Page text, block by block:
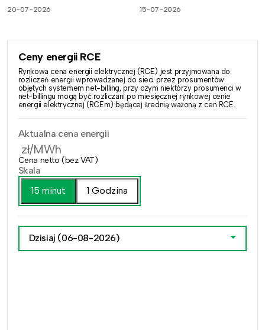
20-07-2026 15-07-2026
Ceny energii RCE
Rynkowa cena energii elektrycznej (RCE) jest przyjmowana do
rozliczeń energii wprowadzanej do sieci przez prosumentów
objętych systemem net-billing, przy czym niektórzy prosumenci w
net-billingu mogą być rozliczani po miesięcznej rynkowej cenie
energii elektrycznej (RCEm) będącej średnią ważoną z cen RCE.
Aktualna cena energii
zł/MWh
Cena netto (bez VAT)
Skala
15 minut
1 Godzina
Dzisiaj (06-08-2026)